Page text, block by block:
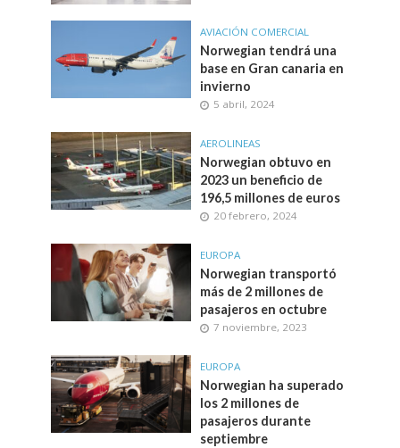
AVIACIÓN COMERCIAL
Norwegian tendrá una
base en Gran canaria en
invierno
5 abril, 2024
AEROLINEAS
Norwegian obtuvo en
2023 un beneficio de
196,5 millones de euros
20 febrero, 2024
EUROPA
Norwegian transportó
más de 2 millones de
pasajeros en octubre
7 noviembre, 2023
EUROPA
Norwegian ha superado
los 2 millones de
pasajeros durante
septiembre